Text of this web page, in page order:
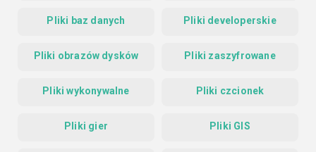
Pliki baz danych Pliki developerskie
Pliki obrazów dysków Pliki zaszyfrowane
Pliki wykonywalne Pliki czcionek
Pliki gier Pliki GIS